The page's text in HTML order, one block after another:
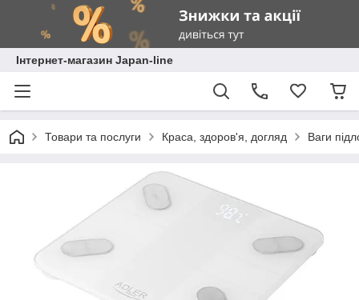
Інтернет-магазин Japan-line
Товари та послуги Краса, здоров'я, догляд Ваги